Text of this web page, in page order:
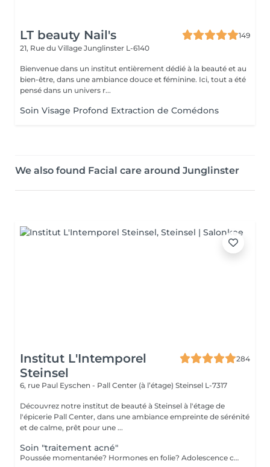
LT beauty Nail's
149
21, Rue du Village Junglinster L-6140
Bienvenue dans un institut entièrement dédié à la beauté et au
bien-être, dans une ambiance douce et féminine. Ici, tout a été
pensé dans un univers r...
Soin Visage Profond Extraction de Comédons
We also found Facial care around Junglinster
Institut L'Intemporel
Steinsel
284
6, rue Paul Eyschen - Pall Center (à l’étage) Steinsel L-7317
Découvrez notre institut de beauté à Steinsel à l'étage de
l'épicerie Pall Center, dans une ambiance empreinte de sérénité
et de calme, prêt pour une ...
Soin "traitement acné"
Poussée momentanée? Hormones en folie? Adolescence compliquée? Ce soin est pour vous. Le soin visage complet comprend un nettoyage en profondeur de la peau avec vapeur et extraction des comédons, un léger massage suivi de 20' de traitement. LED et un masque apaisant ou purifiant. Le soin flash est conseillé en entretien suite à un soin complet, entre 2 soins par exemple ou si acné plus tenace. Il comprend un nettoyage du visage, un léger massage et le traitement LED 20'. Pourquoi la LED? La puissance de la lumière LED bleue agit rapidement et efficacement pour éliminer l'acné, les imperfections et l'inflammation existantes, sans dessécher la peau. Elle régule également la production de sébum pour prévenir de futures éruptions cutanées, laissant votre peau claire, saine et lisse.